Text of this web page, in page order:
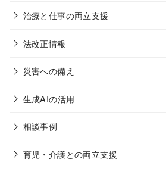
治療と仕事の両立支援
法改正情報
災害への備え
生成AIの活用
相談事例
育児・介護との両立支援